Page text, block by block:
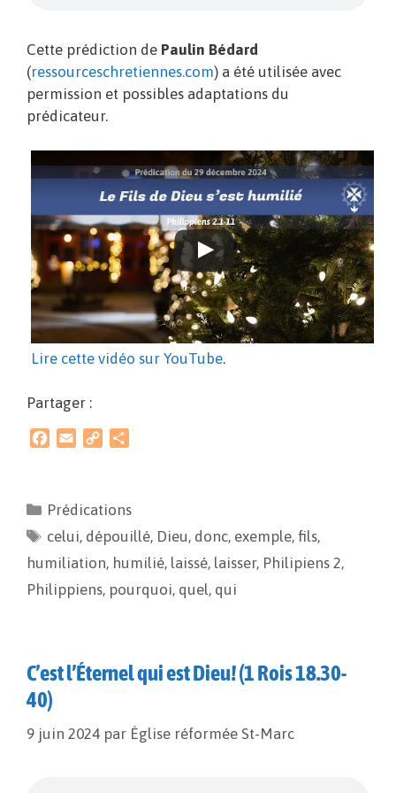
Cette prédiction de Paulin Bédard
(ressourceschretiennes.com) a été utilisée avec
permission et possibles adaptations du
prédicateur.
Lire cette vidéo sur YouTube.
Partager :
b
o
l
L
i
k
a
g
Prédications
celui, dépouillé, Dieu, donc, exemple,fils,
humiliation, humilié, laissé, laisser, Philipiens 2,
Philippiens, pourquoi, quel, qui
C’est l’Éternel qui est Dieu! (1 Rois 18.30-
40)
9 juin 2024 par Église réformée St-Marc